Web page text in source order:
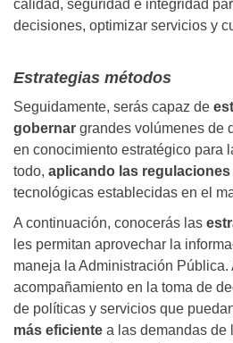
calidad, seguridad e integridad
decisiones, optimizar servicios y
Estrategias métodos
Seguidamente, serás capaz de
gobernar grandes volúmenes de
en conocimiento estratégico para
todo, aplicando las regulaciones
tecnológicas establecidas en el
A continuación, conocerás las
les permitan aprovechar la
maneja la Administración Pública.
acompañamiento en la toma de
de políticas y servicios que
más eficiente a las demandas de